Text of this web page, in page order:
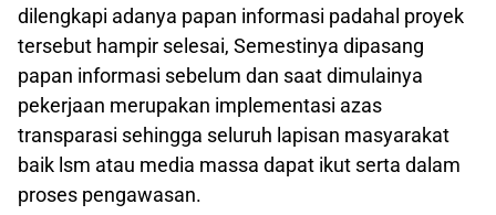
dilengkapi adanya papan informasi padahal proyek
tersebut hampir selesai, Semestinya dipasang
papan informasi sebelum dan saat dimulainya
pekerjaan merupakan implementasi azas
transparasi sehingga seluruh lapisan masyarakat
baik lsm atau media massa dapat ikut serta dalam
proses pengawasan.